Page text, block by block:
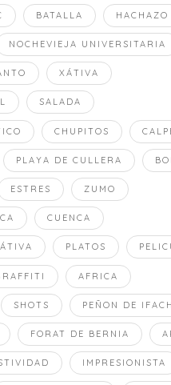
BATALLA HACHAZO
NOCHEVIEJA UNIVERSITARIA
XÁTIVA
SALADA
CHUPITOS
PLAYA DE CULLERA
ESTRES ZUMO
CUENCA
PLATOS
AFRICA
SHOTS PEÑON DE IFACH
FORAT DE BERNIA
IMPRESIONISTA